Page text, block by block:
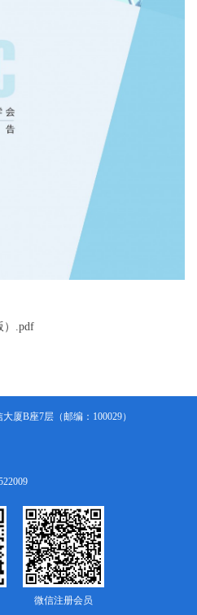
）.pdf
厦B座7层（邮编：100029）
微信注册会员